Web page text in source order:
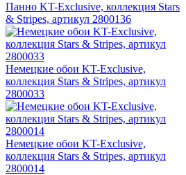
Панно KT-Exclusive, коллекция Stars
& Stripes, артикул 2800136
Немецкие обои KT-Exclusive,
коллекция Stars & Stripes, артикул
2800033
Немецкие обои KT-Exclusive,
коллекция Stars & Stripes, артикул
2800014